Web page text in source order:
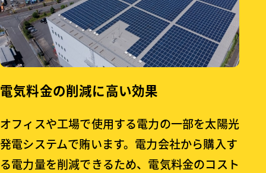
電気料金の削減に高い効果
オフィスや工場で使用する電力の一部を太陽光
発電システムで賄います。電力会社から購入す
る電力量を削減できるため、電気料金のコスト